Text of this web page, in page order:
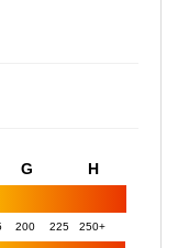
G H
200 225 250+